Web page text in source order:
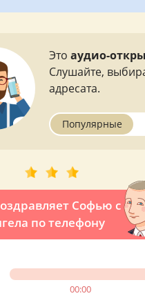
Это аудио-
Слушайте,
адресата.
Популярные
Софью с
по телефону
00:00